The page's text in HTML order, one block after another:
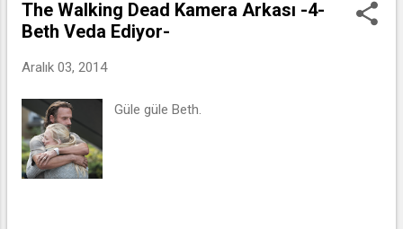
The Walking Dead Kamera Arkası -4-
Beth Veda Ediyor-
Aralık 03, 2014
Güle güle Beth.